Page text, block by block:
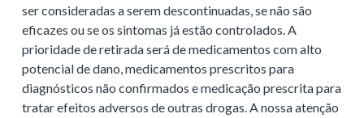
ser consideradas a serem descontinuadas, se não são
eficazes ou se os sintomas já estão controlados. A
prioridade de retirada será de medicamentos com alto
potencial de dano, medicamentos prescritos para
diagnósticos não confirmados e medicação prescrita para
tratar efeitos adversos de outras drogas. A nossa atenção